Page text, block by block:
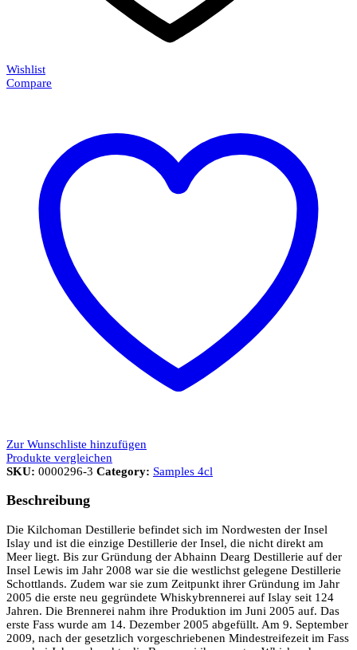
Wishlist
Compare
Zur Wunschliste hinzufügen
Produkte vergleichen
SKU: 0000296-3 Category: Samples 4cl
Beschreibung
Die Kilchoman Destillerie befindet sich im Nordwesten der Insel
Islay und ist die einzige Destillerie der Insel, die nicht direkt am
Meer liegt. Bis zur Gründung der Abhainn Dearg Destillerie auf der
Insel Lewis im Jahr 2008 war sie die westlichst gelegene Destillerie
Schottlands. Zudem war sie zum Zeitpunkt ihrer Gründung im Jahr
2005 die erste neu gegründete Whiskybrennerei auf Islay seit 124
Jahren. Die Brennerei nahm ihre Produktion im Juni 2005 auf. Das
erste Fass wurde am 14. Dezember 2005 abgefüllt. Am 9. September
2009, nach der gesetzlich vorgeschriebenen Mindestreifezeit im Fass